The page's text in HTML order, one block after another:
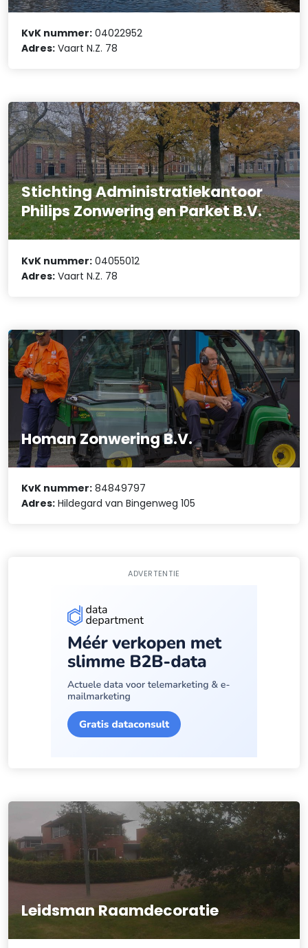
KvK nummer: 04022952
Adres: Vaart N.Z. 78
Stichting Administratiekantoor
Philips Zonwering en Parket B.V.
KvK nummer: 04055012
Adres: Vaart N.Z. 78
Homan Zonwering B.V.
KvK nummer: 84849797
Adres: Hildegard van Bingenweg 105
ADVERTENTIE
Leidsman Raamdecoratie